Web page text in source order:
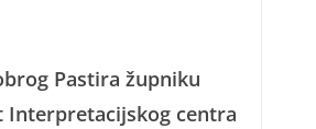
Pastira župniku
Interpretacijskog centra